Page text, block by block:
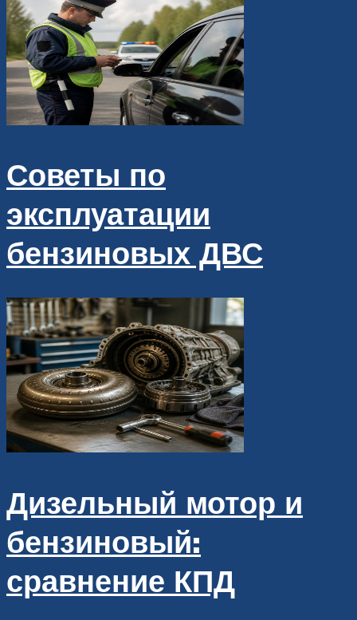
Советы по
эксплуатации
бензиновых ДВС
Дизельный мотор и
бензиновый:
сравнение КПД